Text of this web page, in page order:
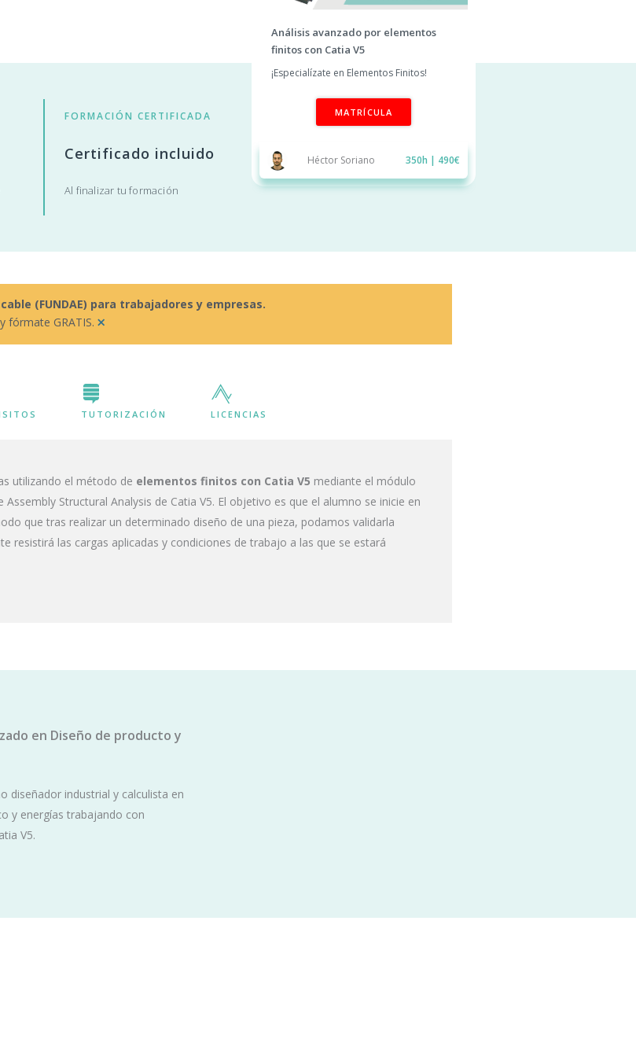
FORMACIÓN CERTIFICADA
Certificado incluido
Al finalizar tu formación
Análisis avanzado por elementos
finitos con Catia V5
¡Especialízate en Elementos Finitos!
MATRÍCULA
Héctor Soriano 350h | 490€
(FUNDAE) para trabajadores y empresas.
fórmate GRATIS. ×
TUTORIZACIÓN LICENCIAS
utilizando el método de elementos finitos con Catia V5 mediante el módulo
Assembly Structural Analysis de Catia V5. El objetivo es que el alumno se inicie en
que tras realizar un determinado diseño de una pieza, podamos validarla
las cargas aplicadas y condiciones de trabajo a las que se estará
en Diseño de producto y
diseñador industrial y calculista en
y energías trabajando con
V5.